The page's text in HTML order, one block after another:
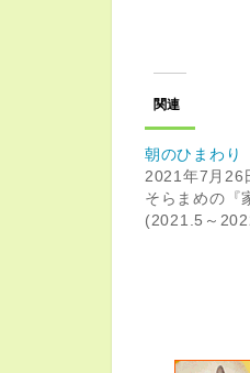
関連
朝のひまわり
2021年7月26
そらまめの『
(2021.5～